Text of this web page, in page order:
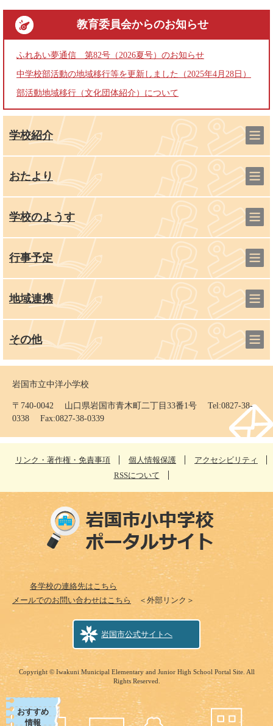
教育委員会からのお知らせ
ふれあい夢通信 第82号（2026夏号）のお知らせ
中学校部活動の地域移行等を更新しました（2025年4月28日）
部活動地域移行（文化団体紹介）について
学校紹介
おたより
学校のようす
行事予定
地域連携
その他
岩国市立中洋小学校
〒740-0042 山口県岩国市青木町二丁目33番1号 Tel:0827-38-
0338 Fax:0827-38-0339
リンク・著作権・免責事項 個人情報保護
アクセシビリティ
RSSについて
各学校の連絡先はこちら
メールでのお問い合わせはこちら
＜外部リンク＞
岩国市公式サイトへ
Copyright © Iwakuni Municipal Elementary and Junior High School Portal Site. All
Rights Reserved.
おすすめ
情報